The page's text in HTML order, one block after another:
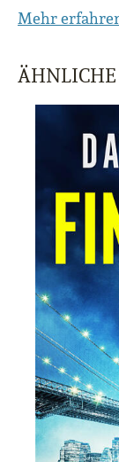
Mehr